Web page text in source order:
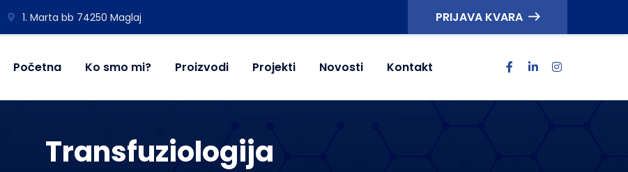
1. Marta bb 74250 Maglaj PRIJAVA KVARA
Početna Ko smo mi? Proizvodi Projekti Novosti Kontakt
Transfuziologija